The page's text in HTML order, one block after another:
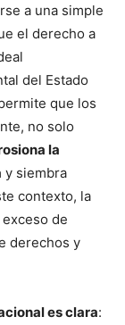
a una simple
el derecho a
del Estado
que los
no solo
la
y siembra
contexto, la
de
derechos y
es clara: